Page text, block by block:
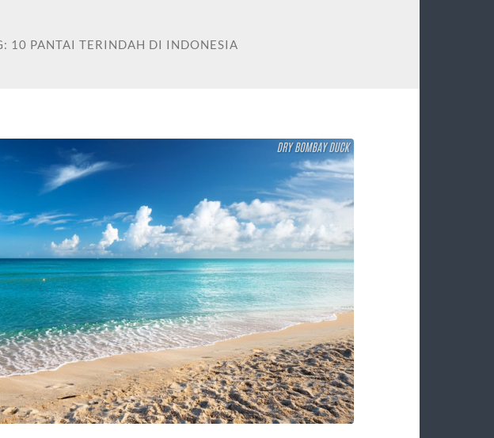
10 PANTAI TERINDAH DI INDONESIA